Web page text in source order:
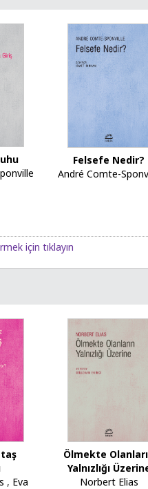
Felsefe Nedir?
André Comte-
için tıklayın
, Eva
Ölmekte
Yalnızlığı
Norbert Elias